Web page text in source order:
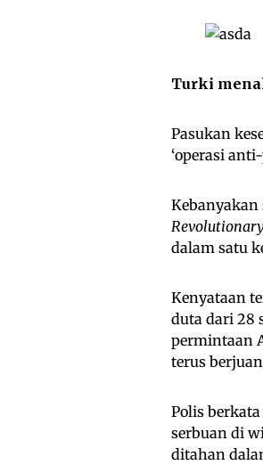
Turki
Pasukan
‘operasi
Kebanyakan
dalam satu
Kenyataan
duta dari 28
permintaan
terus
Polis
serbuan di
ditahan